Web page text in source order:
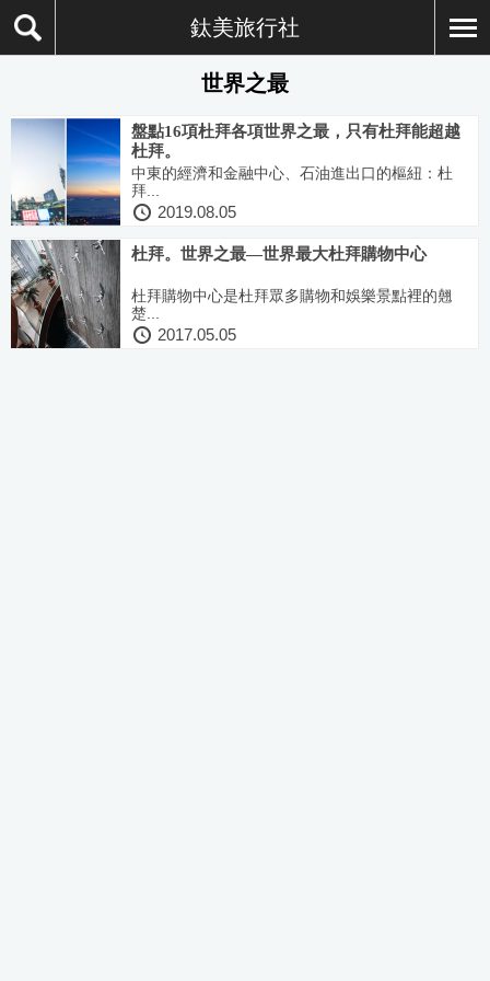
鈦美旅行社
世界之最
盤點16項杜拜各項世界之最，只有杜拜能超越
杜拜。
中東的經濟和金融中心、石油進出口的樞紐：杜
拜...
2019.08.05
杜拜。世界之最—世界最大杜拜購物中心
杜拜購物中心是杜拜眾多購物和娛樂景點裡的翹
楚...
2017.05.05